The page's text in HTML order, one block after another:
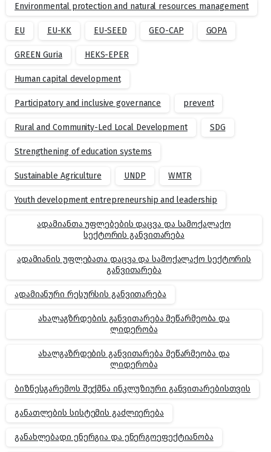
Environmental protection and natural resources management
EU EU-KK EU-SEED GEO-CAP GOPA
GREEN Guria HEKS-EPER
Human capital development
Participatory and inclusive governance prevent
Rural and Community-Led Local Development SDG
Strengthening of education systems
Sustainable Agriculture UNDP WMTR
Youth development entrepreneurship and leadership
ადამიანთა უფლებების დაცვა და სამოქალაქო
სექტორის განვითარება
ადამიანის უფლებათა დაცვა და სამოქალაქო სექტორის
განვითარება
ადამიანური რესურსის განვითარება
ახალაგზრდების განვითარება მეწარმეობა და
ლიდერობა
ახალგაზრდების განვითარება მეწარმეობა და
ლიდერობა
ბიზნესგარემოს შექმნა ინკლუზიური განვითარებისთვის
განათლების სისტემის გაძლიერება
განახლებადი ენერგია და ენერგოეფექტიანობა